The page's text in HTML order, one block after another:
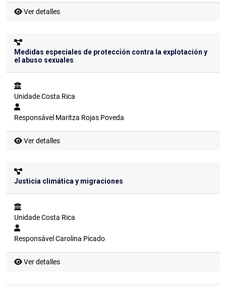
Ver detalles
Medidas especiales de protección contra la explotación y
el abuso sexuales
UnidadeCosta Rica
Responsável Maritza Rojas Poveda
Ver detalles
Justicia climática y migraciones
UnidadeCosta Rica
Responsável Carolina Picado
Ver detalles